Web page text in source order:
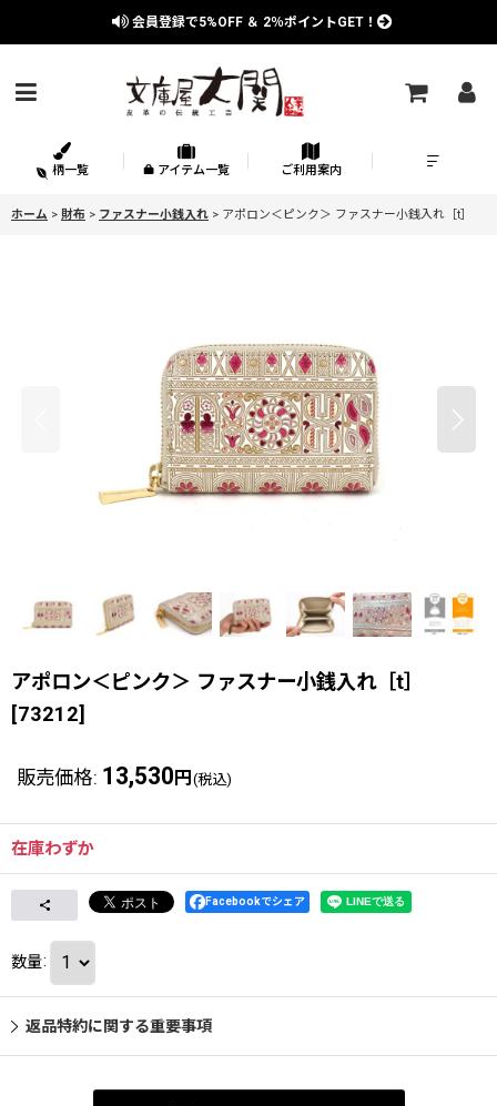
会員登録で5%OFF ＆ 2％ポイントGET！
柄一覧 アイテム一覧 ご利用案内
ホーム > 財布 > ファスナー小銭入れ > アポロン＜ピンク＞ ファスナー小銭入れ［t］
アポロン＜ピンク＞ ファスナー小銭入れ［t］
[73212]
販売価格: 13,530 円 (税込)
在庫わずか
Facebookでシェア
数量:
返品特約に関する重要事項